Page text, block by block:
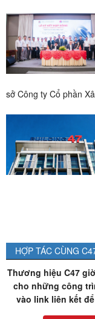
sở Công ty Cổ phần
HỢP TÁC CÙNG
Thương hiệu C47
cho những công
vào link liên kết